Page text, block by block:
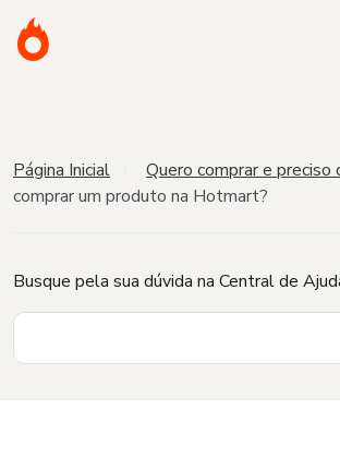
Página Inicial Quero comprar e preciso
comprar um produto na Hotmart?
Busque pela sua dúvida na Central de